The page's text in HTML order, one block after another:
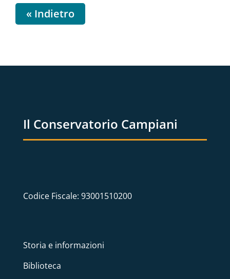
« Indietro
Il Conservatorio Campiani
Codice Fiscale: 93001510200
Storia e informazioni
Biblioteca